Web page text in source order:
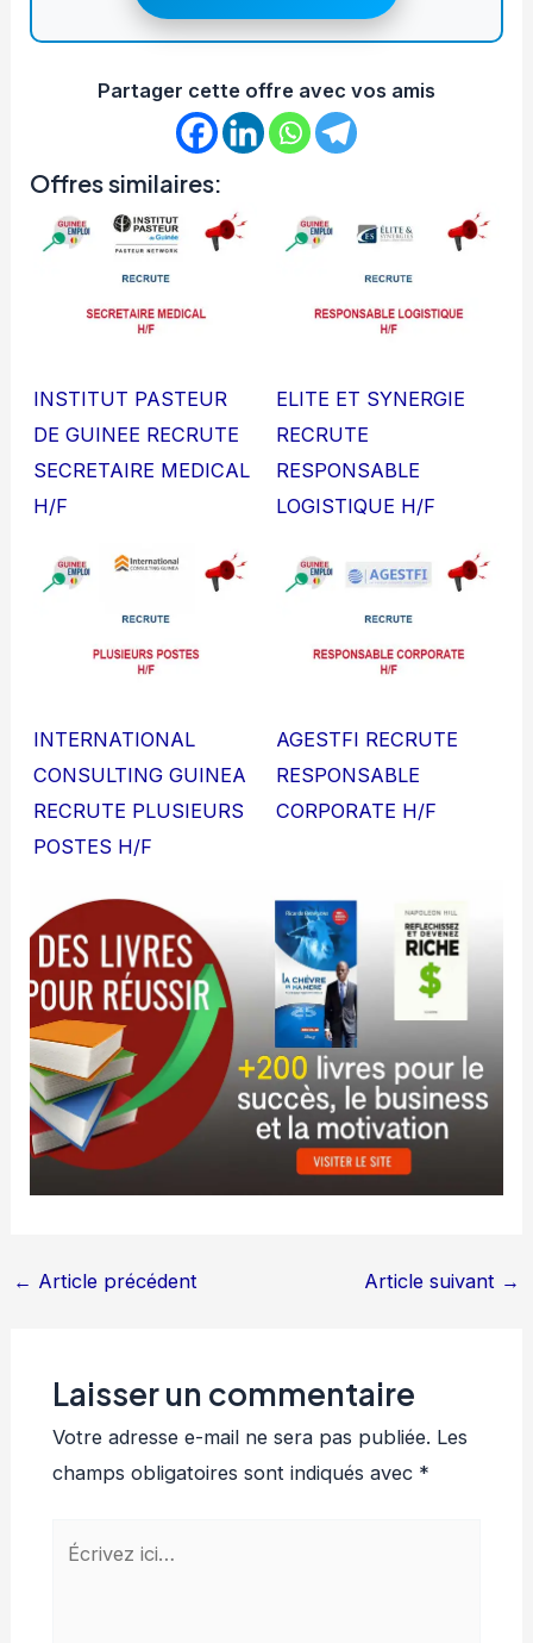
Partager cette offre avec vos amis
Offres similaires:
INSTITUT PASTEUR
DE GUINEE RECRUTE
SECRETAIRE MEDICAL
H/F
ELITE ET SYNERGIE
RECRUTE
RESPONSABLE
LOGISTIQUE H/F
INTERNATIONAL
CONSULTING GUINEA
RECRUTE PLUSIEURS
POSTES H/F
AGESTFI RECRUTE
RESPONSABLE
CORPORATE H/F
← Article précédent Article suivant →
Laisser un commentaire
Votre adresse e-mail ne sera pas publiée. Les
champs obligatoires sont indiqués avec *
Écrivez